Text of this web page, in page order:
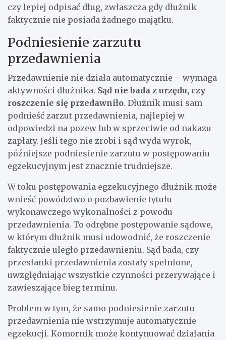
czy lepiej odpisać dług, zwłaszcza gdy dłużnik
faktycznie nie posiada żadnego majątku.
Podniesienie zarzutu
przedawnienia
Przedawnienie nie działa automatycznie – wymaga
aktywności dłużnika. Sąd nie bada z urzędu, czy
roszczenie się przedawniło. Dłużnik musi sam
podnieść zarzut przedawnienia, najlepiej w
odpowiedzi na pozew lub w sprzeciwie od nakazu
zapłaty. Jeśli tego nie zrobi i sąd wyda wyrok,
późniejsze podniesienie zarzutu w postępowaniu
egzekucyjnym jest znacznie trudniejsze.
W toku postępowania egzekucyjnego dłużnik może
wnieść powództwo o pozbawienie tytułu
wykonawczego wykonalności z powodu
przedawnienia. To odrębne postępowanie sądowe,
w którym dłużnik musi udowodnić, że roszczenie
faktycznie uległo przedawnieniu. Sąd bada, czy
przesłanki przedawnienia zostały spełnione,
uwzględniając wszystkie czynności przerywające i
zawieszające bieg terminu.
Problem w tym, że samo podniesienie zarzutu
przedawnienia nie wstrzymuje automatycznie
egzekucji. Komornik może kontynuować działania